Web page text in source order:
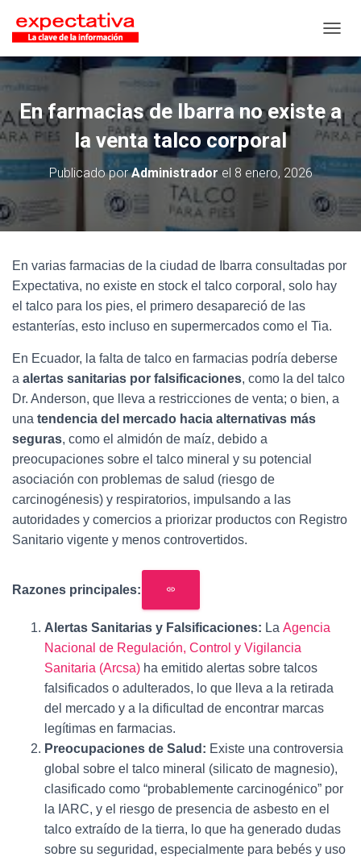
En farmacias de Ibarra no existe a
la venta talco corporal
Publicado porAdministrador el 8 enero, 2026
En varias farmacias de la ciudad de Ibarra consultadas por
Expectativa, no existe en stock el talco corporal, solo hay
el talco para los pies, el primero desapareció de las
estanterías, esto incluso en supermercados como el Tia.
En Ecuador, la falta de talco en farmacias podría deberse
a alertas sanitarias por falsificaciones, como la del talco
Dr. Anderson, que lleva a restricciones de venta; o bien, a
una tendencia del mercado hacia alternativas más
seguras, como el almidón de maíz, debido a
preocupaciones sobre el talco mineral y su potencial
asociación con problemas de salud (riesgo de
carcinogénesis) y respiratorios, impulsando a las
autoridades y comercios a priorizar productos con Registro
Sanitario vigente y menos controvertidos.
Razones principales:
Alertas Sanitarias y Falsificaciones: La Agencia
Nacional de Regulación, Control y Vigilancia
Sanitaria (Arcsa) ha emitido alertas sobre talcos
falsificados o adulterados, lo que lleva a la retirada
del mercado y a la dificultad de encontrar marcas
legítimas en farmacias.
Preocupaciones de Salud: Existe una controversia
global sobre el talco mineral (silicato de magnesio),
clasificado como “probablemente carcinogénico” por
la IARC, y el riesgo de presencia de asbesto en el
talco extraído de la tierra, lo que ha generado dudas
sobre su seguridad, especialmente para bebés y uso